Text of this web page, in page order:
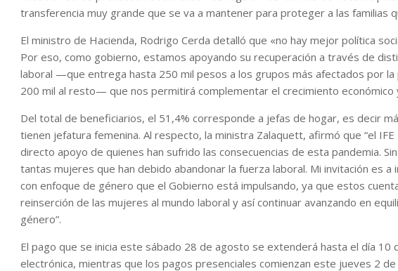
transferencia muy grande que se va a mantener para proteger a las familias
El ministro de Hacienda, Rodrigo Cerda detalló que «no hay mejor política
Por eso, como gobierno, estamos apoyando su recuperación a través de
laboral —que entrega hasta 250 mil pesos a los grupos más afectados por
200 mil al resto— que nos permitirá complementar el crecimiento económico
Del total de beneficiarios, el 51,4% corresponde a jefas de hogar, es decir
tienen jefatura femenina. Al respecto, la ministra Zalaquett, afirmó que “el
directo apoyo de quienes han sufrido las consecuencias de esta pandemia.
tantas mujeres que han debido abandonar la fuerza laboral. Mi invitación es
con enfoque de género que el Gobierno está impulsando, ya que estos
reinserción de las mujeres al mundo laboral y así continuar avanzando en
género”.
El pago que se inicia este sábado 28 de agosto se extenderá hasta el día
electrónica, mientras que los pagos presenciales comienzan este jueves 2